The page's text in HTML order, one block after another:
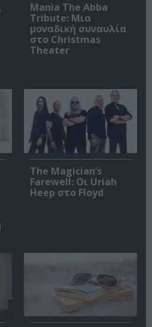
Mania The Abba
Tribute: Μια
μοναδική συναυλία
στο Christmas
Theater
The Magician’s
Farewell: Οι Uriah
Heep στο Floyd